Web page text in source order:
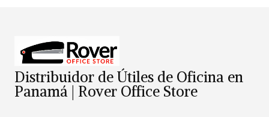
Distribuidor de Útiles de Oficina en
Panamá | Rover Office Store